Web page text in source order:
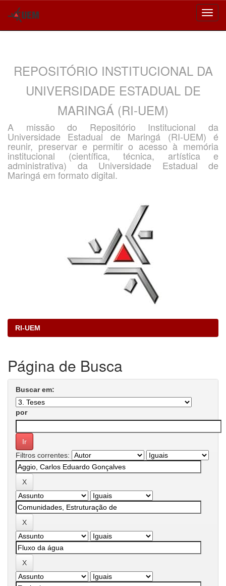
REPOSITÓRIO INSTITUCIONAL DA
UNIVERSIDADE ESTADUAL DE
MARINGÁ (RI-UEM)
A missão do Repositório Institucional da
Universidade Estadual de Maringá (RI-UEM) é
reunir, preservar e permitir o acesso à memória
institucional (científica, técnica, artística e
administrativa) da Universidade Estadual de
Maringá em formato digital.
RI-UEM
Página de Busca
Buscar em:
por
Filtros correntes: